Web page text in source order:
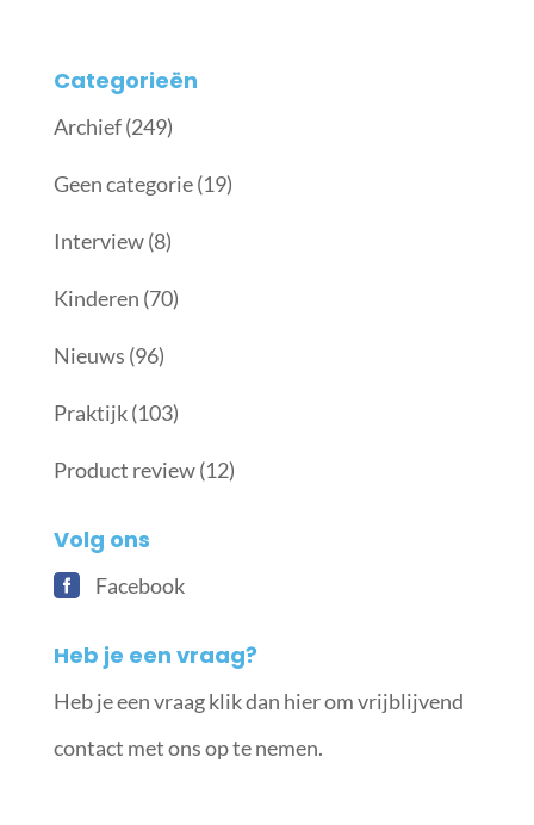
Categorieën
Archief(249)
Geen categorie(19)
Interview(8)
Kinderen (70)
Nieuws (96)
Praktijk(103)
Product review(12)
Volg ons
Facebook
Heb je een vraag?
Heb je een vraag klik dan hier om vrijblijvend
contact met ons op te nemen.